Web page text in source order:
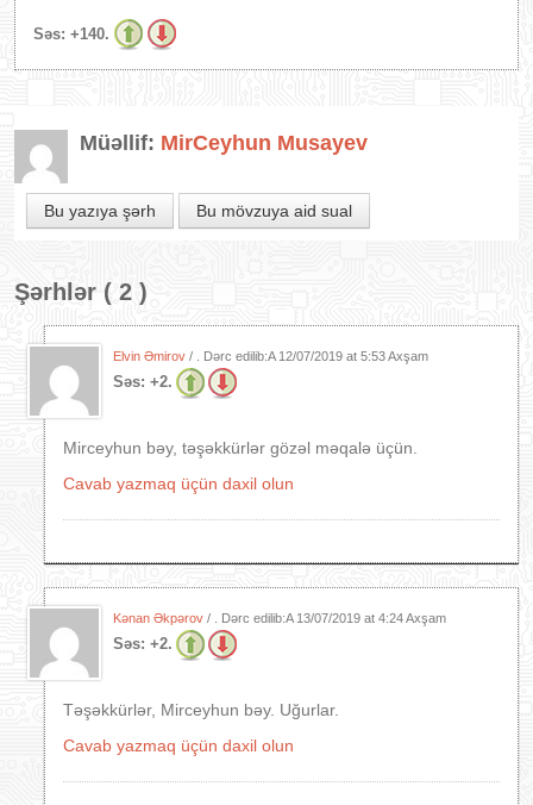
Səs: +140.
Müəllif: MirCeyhun Musayev
Bu yazıya şərh Bu mövzuya aid sual
Şərhlər ( 2 )
Elvin Əmirov / . Dərc edilib:A 12/07/2019 at 5:53 Axşam
Səs: +2.
Mirceyhun bəy, təşəkkürlər gözəl məqalə üçün.
Cavab yazmaq üçün daxil olun
Kənan Əkpərov / . Dərc edilib:A 13/07/2019 at 4:24 Axşam
Səs: +2.
Təşəkkürlər, Mirceyhun bəy. Uğurlar.
Cavab yazmaq üçün daxil olun